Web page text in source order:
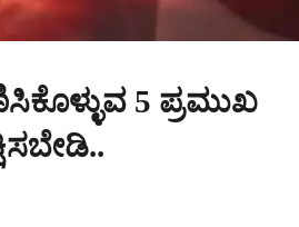
5 ಪ್ರಮುಖ